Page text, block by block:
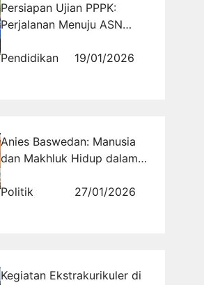
Persiapan Ujian PPPK:
Perjalanan Menuju ASN
Pendidikan
19/01/2026
Anies Baswedan: Manusia
dan Makhluk Hidup dalam
Politik
27/01/2026
Kegiatan Ekstrakurikuler di